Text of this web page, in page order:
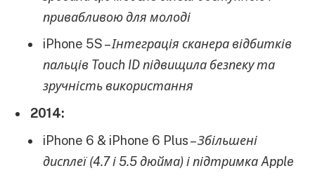
привабливою для молоді
iPhone 5S –Інтеграція сканера відбитків
пальців Touch ID підвищила безпеку та
зручність використання
2014:
iPhone 6 & iPhone 6 Plus –Збільшені
дисплеї (4.7 і 5.5 дюйма) і підтримка Apple